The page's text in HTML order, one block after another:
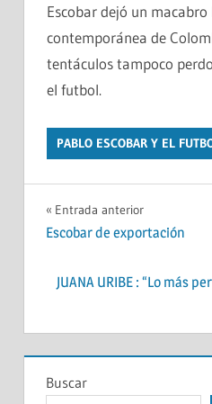
Escobar dejó un
contemporánea de
tentáculos tampoco
el futbol.
PABLO ESCOBAR Y EL
Navegación
entradas
Entrada anterior
Escobar de exportación
JUANA URIBE : “Lo más
Buscar